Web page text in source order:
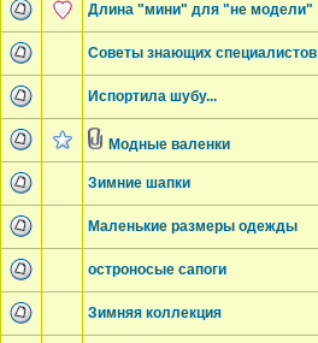
Длина "мини" для "не модели"
Советы знающих специалистов
Испортила шубу...
Модные валенки
Зимние шапки
Маленькие размеры одежды
остроносые сапоги
Зимняя коллекция